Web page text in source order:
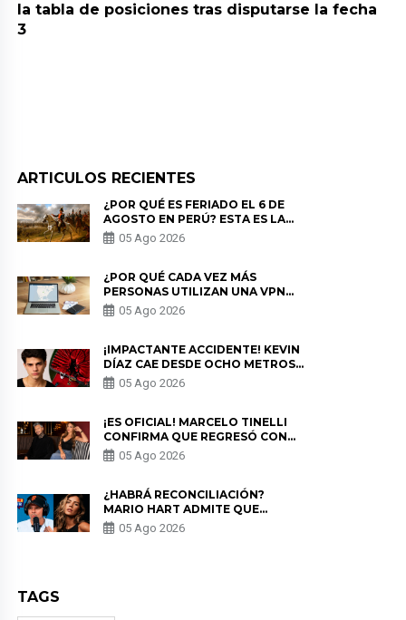
la tabla de posiciones tras disputarse la fecha
3
ARTICULOS RECIENTES
¿POR QUÉ ES FERIADO EL 6 DE
AGOSTO EN PERÚ? ESTA ES LA
HISTORIA
05 Ago 2026
¿POR QUÉ CADA VEZ MÁS
PERSONAS UTILIZAN UNA VPN
PARA PROTEGER SU
PRIVACIDAD?
05 Ago 2026
¡IMPACTANTE ACCIDENTE! KEVIN
DÍAZ CAE DESDE OCHO METROS
EN “ESTO ES GUERRA” Y GENERA
PREOCUPACIÓN
05 Ago 2026
¡ES OFICIAL! MARCELO TINELLI
CONFIRMA QUE REGRESÓ CON
MILETT FIGUEROA: “EL AMOR
PUDO MÁS”
05 Ago 2026
¿HABRÁ RECONCILIACIÓN?
MARIO HART ADMITE QUE
PODRÍA VOLVER CON KORINA
RIVADENEIRA: “NO LE CERRARÍA
05 Ago 2026
TAGS